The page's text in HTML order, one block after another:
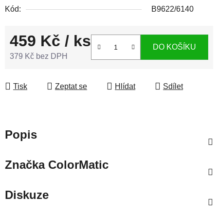
Kód:
B9622/6140
459 Kč / ks
379 Kč bez DPH
DO KOŠÍKU
Tisk Zeptat se Hlídat Sdílet
Popis
ZnačkaColorMatic
Diskuze